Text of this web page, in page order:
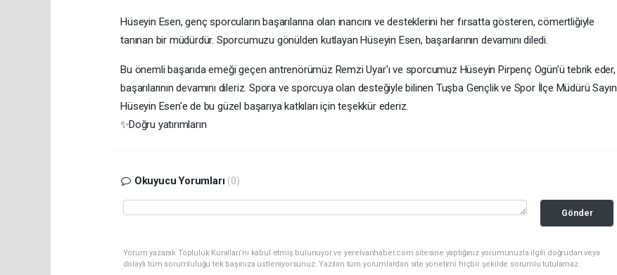
Hüseyin Esen, genç sporcuların başarılarına olan inancını ve desteklerini her fırsatta gösteren, cömertliğiyle
tanınan bir müdürdür. Sporcumuzu gönülden kutlayan Hüseyin Esen, başarılarının devamını diledi.
Bu önemli başarıda emeği geçen antrenörümüz Remzi Uyar'ı ve sporcumuz Hüseyin Pirpenç Ogün'ü tebrik eder,
başarılarının devamını dileriz. Spora ve sporcuya olan desteğiyle bilinen Tuşba Gençlik ve Spor İlçe Müdürü Sayın
Hüseyin Esen'e de bu güzel başarıya katkıları için teşekkür ederiz.
✨Doğru yatırımların
Okuyucu Yorumları (0)
Gönder
Yorum yazarak Topluluk Kuralları’nı kabul etmiş bulunuyor ve yerelvanhaber.com sitesine yaptığınız yorumunuzla ilgili doğrudan veya
dolaylı tüm sorumluluğu tek başınıza üstleniyorsunuz. Yazılan tüm yorumlardan site yönetimi hiçbir şekilde sorumlu tutulamaz.